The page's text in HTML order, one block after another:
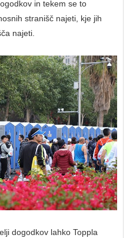
in tekem se to
stranišč najeti, kje jih
najeti.
dogodkov lahko Toppla